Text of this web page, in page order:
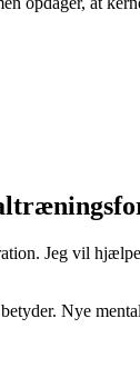
Jeg vil
Nye